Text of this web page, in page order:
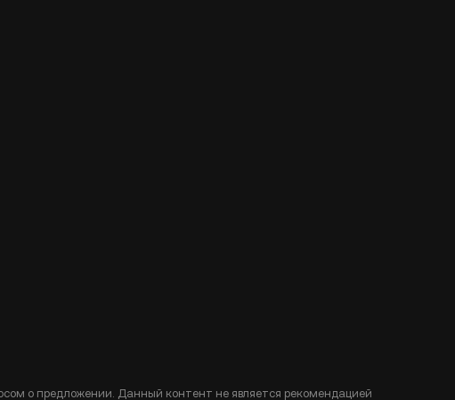
о предложении. Данный контент не является рекомендацией